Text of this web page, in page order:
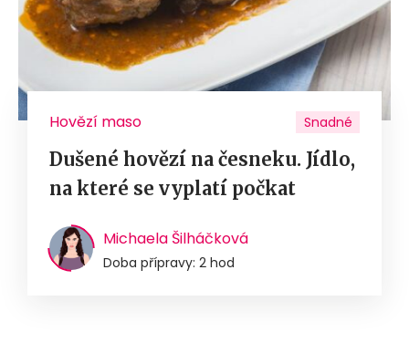
Hovězí maso Snadné
Dušené hovězí na česneku. Jídlo,
na které se vyplatí počkat
Michaela Šilháčková
Doba přípravy: 2 hod